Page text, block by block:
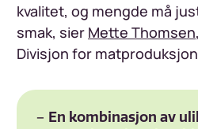
kvalitet, og mengde må
smak, sier Mette Thomsen
Divisjon for
− En kombinasjon av